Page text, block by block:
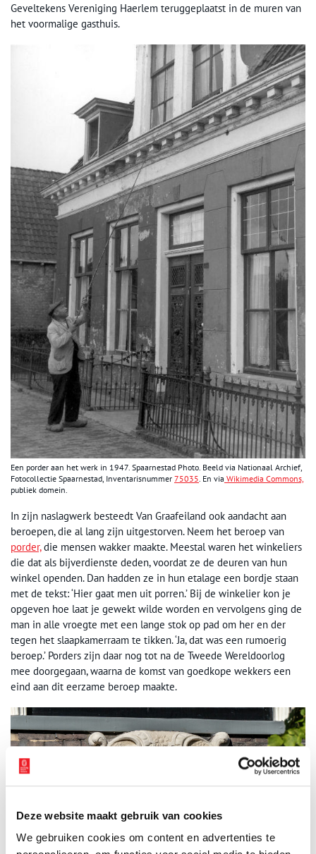
Deze website maakt gebruik van cookies
We gebruiken cookies om content en advertenties te
Geveltekens Vereniging Haerlem teruggeplaatst in de muren van
het voormalige gasthuis.
Een porder aan het werk in 1947. Spaarnestad Photo. Beeld via Nationaal Archief,
Fotocollectie Spaarnestad, Inventarisnummer 75035 . En via Wikimedia Commons,
publiek domein.
In zijn naslagwerk besteedt Van Graafeiland ook aandacht aan
beroepen, die al lang zijn uitgestorven. Neem het beroep van
porder,die mensen wakker maakte. Meestal waren het winkeliers
die dat als bijverdienste deden, voordat ze de deuren van hun
winkel openden. Dan hadden ze in hun etalage een bordje staan
met de tekst: ‘Hier gaat men uit porren.’ Bij de winkelier kon je
opgeven hoe laat je gewekt wilde worden en vervolgens ging de
man in alle vroegte met een lange stok op pad om her en der
tegen het slaapkamerraam te tikken. ‘Ja, dat was een rumoerig
beroep.’ Porders zijn daar nog tot na de Tweede Wereldoorlog
mee doorgegaan, waarna de komst van goedkope wekkers een
eind aan dit eerzame beroep maakte.